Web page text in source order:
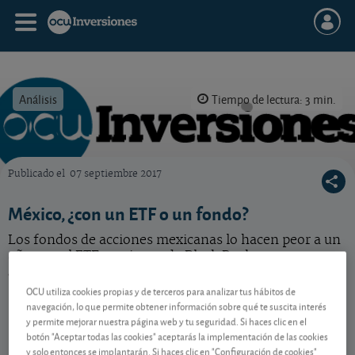
Análisis Tiempo de lectura: 3 min.
Publicado el 07 septiembre 2017
México, ¿con un ETF o un fondo?
Los fondos de acciones mexicanas lo hacen peor a un
año que el ETF mexicano de Black Rock.
¿Cambiamos?
Contenido reservado a SOCIOS
OCU utiliza cookies propias y de terceros para analizar tus hábitos de
navegación, lo que permite obtener información sobre qué te suscita interés
y permite mejorar nuestra página web y tu seguridad. Si haces clic en el
botón "Aceptar todas las cookies" aceptarás la implementación de las cookies
y solo entonces se implantarán. Si haces clic en "Configuración de cookies"